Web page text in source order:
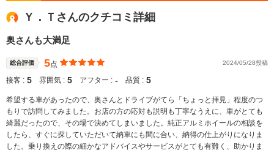
Ｙ．Ｔさんのクチコミ詳細
奥さんも大満足
総合評価 5点 2024/05/28投稿
接客 : 5 雰囲気 : 5 アフター : ‐ 品質 : 5
希望する車があったので、奥さんとドライブがてら「ちょっと拝見」程度のつ
もりで訪問してみました。お店の方の応対も説明も丁寧なうえに、車がとても
綺麗だったので、その場で決めてしまいました。純正アルミホイールの相談を
したら、すぐに探していただいて納車にも間に合い、納得の仕上がりになりま
した。乗り換えの際の細かなアドバイスやサービスがとても有難く、助かりま